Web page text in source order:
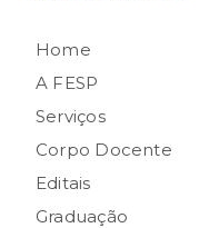
Home
A FESP
Serviços
Corpo Docente
Editais
Graduação